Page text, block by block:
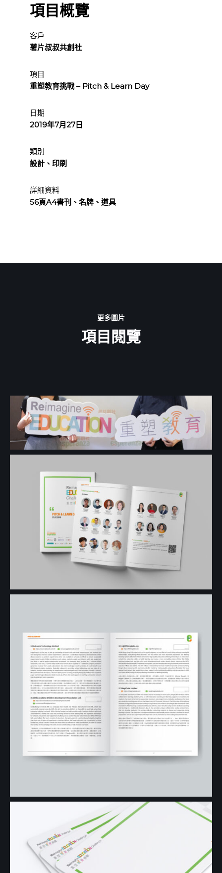
項目概覽
客戶
薯片叔叔共創社
項目
重塑教育挑戰 – Pitch & Learn Day
日期
2019年7月27日
類別
設計、印刷
詳細資料
56頁A4書刊、名牌、道具
更多圖片
項目閱覽